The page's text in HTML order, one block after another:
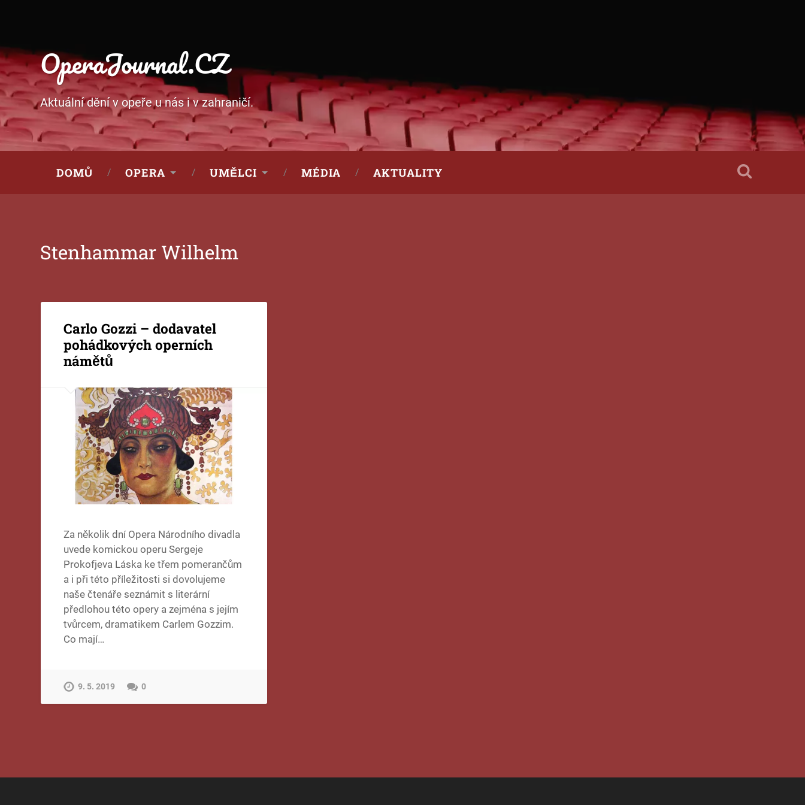
OperaJournal.CZ
Aktuální dění v opeře u nás i v zahraničí.
DOMŮ OPERA UMĚLCI MÉDIA AKTUALITY
Stenhammar Wilhelm
Carlo Gozzi – dodavatel
pohádkových operních
námětů
Za několik dní Opera Národního divadla
uvede komickou operu Sergeje
Prokofjeva Láska ke třem pomerančům
a i při této příležitosti si dovolujeme
naše čtenáře seznámit s literární
předlohou této opery a zejména s jejím
tvůrcem, dramatikem Carlem Gozzim.
Co mají…
9. 5. 2019 0